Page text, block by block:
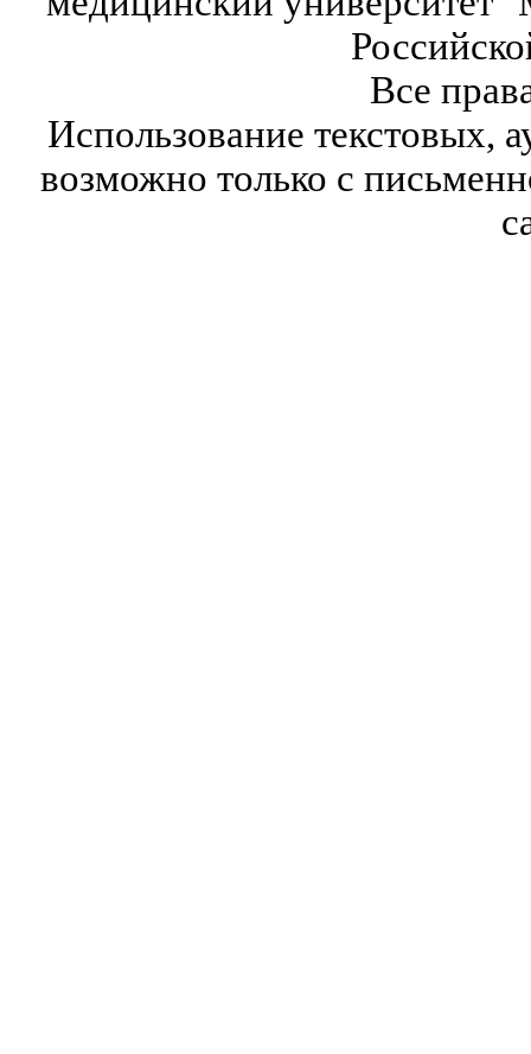
Все
Использование текстовых,
возможно только с